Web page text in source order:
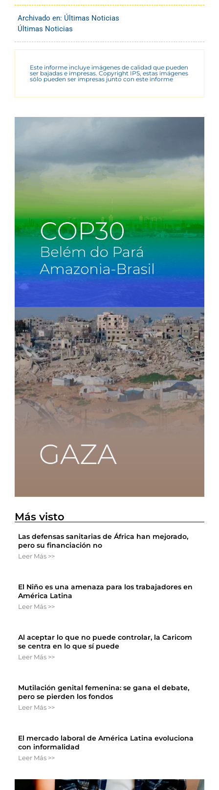
Archivado en: Últimas Noticias
Últimas Noticias
Este informe incluye imágenes de calidad que pueden
ser bajadas e impresas. Copyright IPS, estas imágenes
sólo pueden ser impresas junto con este informe
Más visto
Las defensas sanitarias de África han mejorado,
pero su financiación no
Leer Más >>
El Niño es una amenaza para los trabajadores en
América Latina
Leer Más >>
Al aceptar lo que no puede controlar, la Caricom
se centra en lo que sí puede
Leer Más >>
Mutilación genital femenina: se gana el debate,
pero se pierden los fondos
Leer Más >>
El mercado laboral de América Latina evoluciona
con informalidad
Leer Más >>